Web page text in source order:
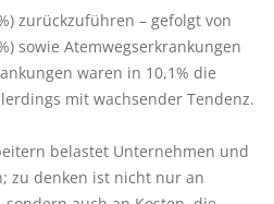
zurückzuführen – gefolgt von
sowie Atemwegserkrankungen
waren in 10,1% die
mit wachsender Tendenz.
belastet Unternehmen und
zu denken ist nicht nur an